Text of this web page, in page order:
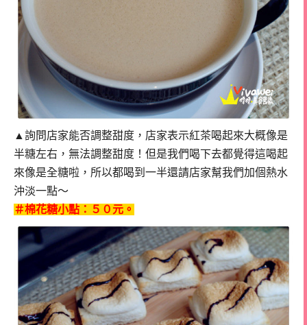
▲詢問店家能否調整甜度，店家表示紅茶喝起來大概像是
半糖左右，無法調整甜度！ 但是我們喝下去都覺得這喝起
來像是全糖啦，所以都喝到一半還請店家幫我們加個熱水
沖淡一點～
＃棉花糖小點：５０元。